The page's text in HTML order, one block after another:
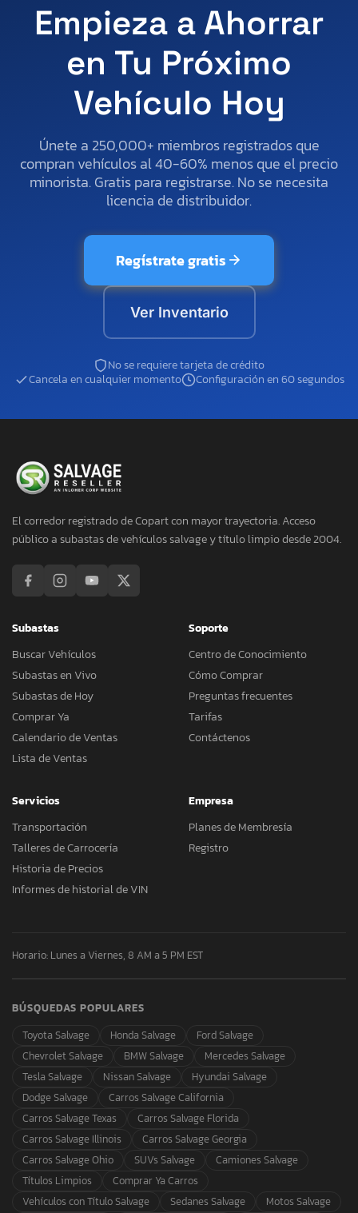
Empieza a Ahorrar
en Tu Próximo
Vehículo Hoy
Únete a 250,000+ miembros registrados que
compran vehículos al 40-60% menos que el precio
minorista. Gratis para registrarse. No se necesita
licencia de distribuidor.
Regístrate gratis
Ver Inventario
No se requiere tarjeta de crédito
Cancela en cualquier momento
Configuración en 60 segundos
El corredor registrado de Copart con mayor trayectoria. Acceso
público a subastas de vehículos salvage y título limpio desde 2004.
Subastas
Buscar Vehículos
Subastas en Vivo
Subastas de Hoy
Comprar Ya
Calendario de Ventas
Lista de Ventas
Soporte
Centro de Conocimiento
Cómo Comprar
Preguntas frecuentes
Tarifas
Contáctenos
Servicios
Transportación
Talleres de Carrocería
Historia de Precios
Informes de historial de VIN
Empresa
Planes de Membresía
Registro
Horario: Lunes a Viernes, 8 AM a 5 PM EST
BÚSQUEDAS POPULARES
Toyota Salvage
Honda Salvage
Ford Salvage
Chevrolet Salvage
BMW Salvage
Mercedes Salvage
Tesla Salvage
Nissan Salvage
Hyundai Salvage
Dodge Salvage
Carros Salvage California
Carros Salvage Texas
Carros Salvage Florida
Carros Salvage Illinois
Carros Salvage Georgia
Carros Salvage Ohio
SUVs Salvage
Camiones Salvage
Títulos Limpios
Comprar Ya Carros
Vehículos con Título Salvage
Sedanes Salvage Motos Salvage